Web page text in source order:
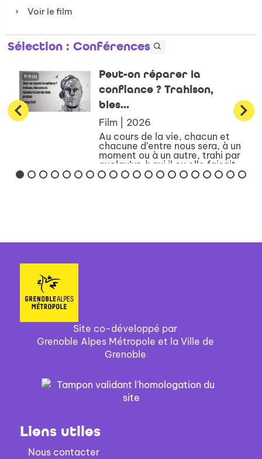
Voir le film
Sélection : Conférences
Peut-on réparer la
confiance ? Trahison,
bles...
Film | 2026
Au cours de la vie, chacun et
chacune d’entre nous sera, à un
moment ou à un autre, trahi par
quelqu’un à qui il ou elle faisait
confiance – et si l’on est
Site co-développé par
Grenoble Alpes Métropole et la Ville de
Grenoble
Liens utiles
Nous contacter